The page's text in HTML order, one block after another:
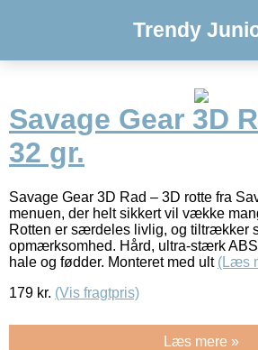
Trendy
Savage Gear 3D
32 gr.
Savage Gear 3D Rad – 3D rotte fra
menuen, der helt sikkert vil vække
Rotten er særdeles livlig, og tiltrækker
opmærksomhed. Hård, ultra-stærk
hale og fødder. Monteret med ult (Læs
179 kr. (Vis fragtpris)
Læs mere »